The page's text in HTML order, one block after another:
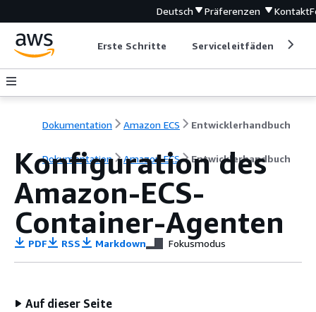
Deutsch Präferenzen Kontakt
Erste Schritte Serviceleitfäden
Dokumentation Amazon ECS Entwicklerhandbuch
Dokumentation Amazon ECS Entwicklerhandbuch
Konfiguration des
Amazon-ECS-
Container-Agenten
PDF RSS Markdown Fokusmodus
Auf dieser Seite